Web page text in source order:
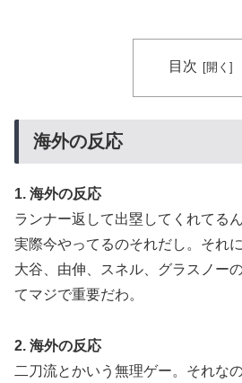
目次
海外の反応
1. 海外の反応
ランナー返して出塁してくれてる
実際今やってるのそれだし。それ
大谷、由伸、スネル、グラスノー
てマジで重要だわ。
2. 海外の反応
二刀流とかいう無理ゲー。それな